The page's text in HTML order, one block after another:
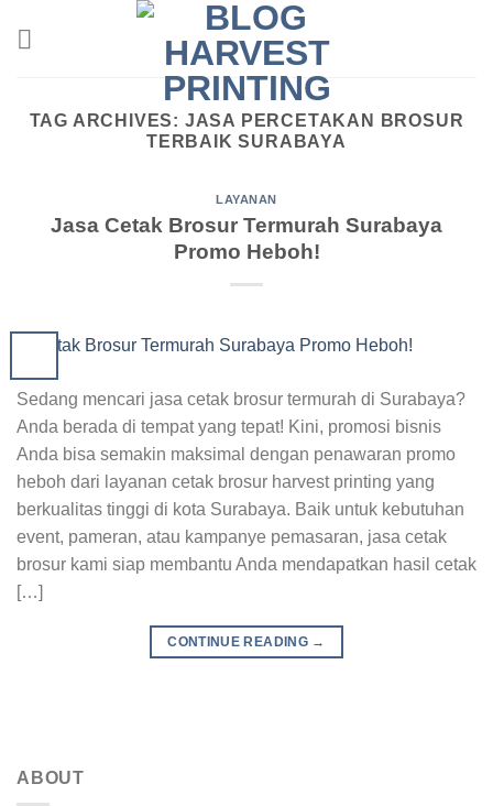
TAG ARCHIVES: JASA PERCETAKAN BROSUR
TERBAIK SURABAYA
LAYANAN
Jasa Cetak Brosur Termurah Surabaya
Promo Heboh!
Sedang mencari jasa cetak brosur termurah di Surabaya?
Anda berada di tempat yang tepat! Kini, promosi bisnis
Anda bisa semakin maksimal dengan penawaran promo
heboh dari layanan cetak brosur harvest printing yang
berkualitas tinggi di kota Surabaya. Baik untuk kebutuhan
event, pameran, atau kampanye pemasaran, jasa cetak
brosur kami siap membantu Anda mendapatkan hasil cetak
[…]
CONTINUE READING →
ABOUT